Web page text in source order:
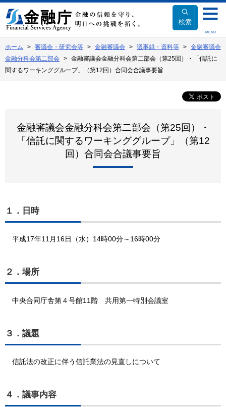
文
へ
動
検索
MENU
ホーム 審議会・研究会等 金融審議会 議事録・資料等
金融審議会
金融分科会第二部会
金融審議会金融分科会第二部会（第25回）・「信託に
関するワーキンググループ」（第12回）合同会合議事要旨
金融審議会金融分科会第二部会（第25回）・
「信託に関するワーキンググループ」（第12
回）合同会合議事要旨
１．日時
平成17年11月16日（水）14時00分～16時00分
２．場所
中央合同庁舎第４号館11階 共用第一特別会議室
３．議題
信託法の改正に伴う信託業法の見直しについて
４．議事内容